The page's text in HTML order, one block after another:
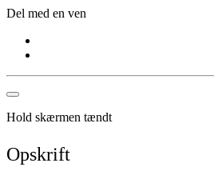
Del med en ven
Hold skærmen tændt
Opskrift